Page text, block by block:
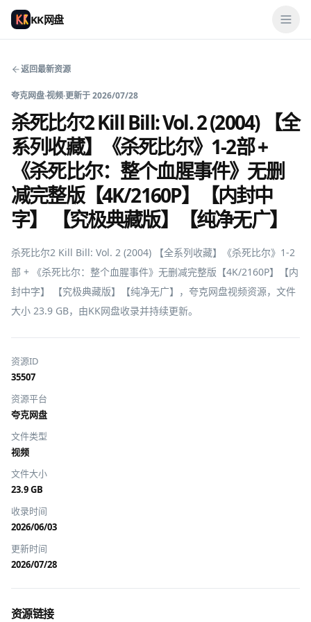
KK网盘
返回最新资源
夸克网盘·视频·更新于2026/07/28
杀死比尔2 Kill Bill: Vol. 2 (2004) 【全
系列收藏】《杀死比尔》1-2部 +
《杀死比尔：整个血腥事件》无删
减完整版【4K/2160P】【内封中
字】 【究极典藏版】【纯净无广】
杀死比尔2 Kill Bill: Vol. 2 (2004) 【全系列收藏】《杀死比尔》1-2
部 + 《杀死比尔：整个血腥事件》无删减完整版【4K/2160P】【内
封中字】 【究极典藏版】【纯净无广】，夸克网盘视频资源，文件
大小 23.9 GB，由KK网盘收录并持续更新。
资源ID
35507
资源平台
夸克网盘
文件类型
视频
文件大小
23.9 GB
收录时间
2026/06/03
更新时间
2026/07/28
资源链接